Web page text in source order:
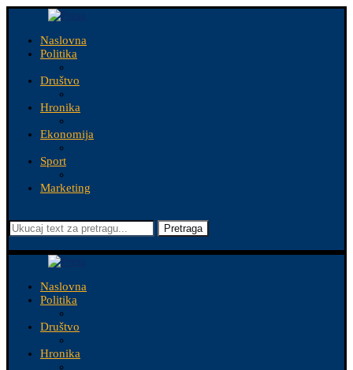
Naslovna
Politika
Društvo
Hronika
Ekonomija
Sport
Marketing
Pretraga
Naslovna
Politika
Društvo
Hronika